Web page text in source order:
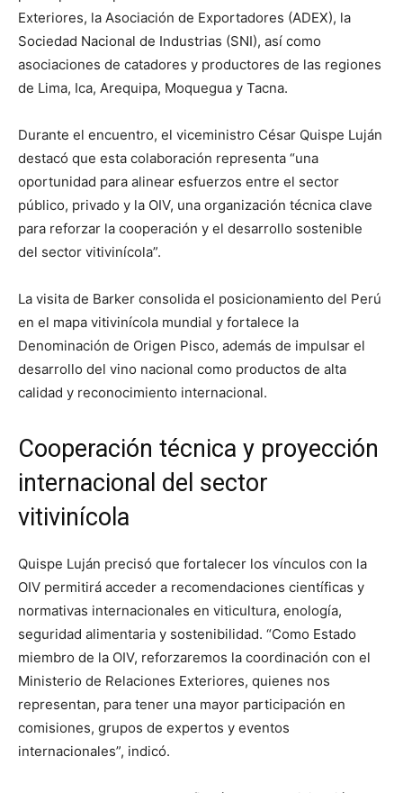
Exteriores, la Asociación de Exportadores (ADEX), la
Sociedad Nacional de Industrias (SNI), así como
asociaciones de catadores y productores de las regiones
de Lima, Ica, Arequipa, Moquegua y Tacna.
Durante el encuentro, el viceministro César Quispe Luján
destacó que esta colaboración representa “una
oportunidad para alinear esfuerzos entre el sector
público, privado y la OIV, una organización técnica clave
para reforzar la cooperación y el desarrollo sostenible
del sector vitivinícola”.
La visita de Barker consolida el posicionamiento del Perú
en el mapa vitivinícola mundial y fortalece la
Denominación de Origen Pisco, además de impulsar el
desarrollo del vino nacional como productos de alta
calidad y reconocimiento internacional.
Cooperación técnica y proyección
internacional del sector
vitivinícola
Quispe Luján precisó que fortalecer los vínculos con la
OIV permitirá acceder a recomendaciones científicas y
normativas internacionales en viticultura, enología,
seguridad alimentaria y sostenibilidad. “Como Estado
miembro de la OIV, reforzaremos la coordinación con el
Ministerio de Relaciones Exteriores, quienes nos
representan, para tener una mayor participación en
comisiones, grupos de expertos y eventos
internacionales”, indicó.